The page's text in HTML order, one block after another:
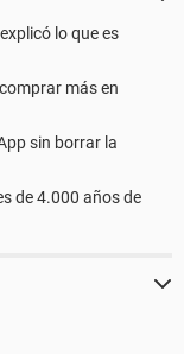
lo que es
más en
sin borrar la
de 4.000 años de